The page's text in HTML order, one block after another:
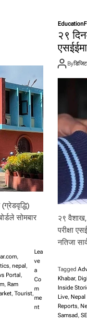
सोमबार
,
, nepal ,
Portal ,
, Ram
, Tourist,
Lea
ve
a
Co
m
me
nto
Education
२९
By
२९ वैशाख,
परीक्षा
नतिजा
Tagged
Khabar,
Inside
Live,
Reports,
Samsad ,